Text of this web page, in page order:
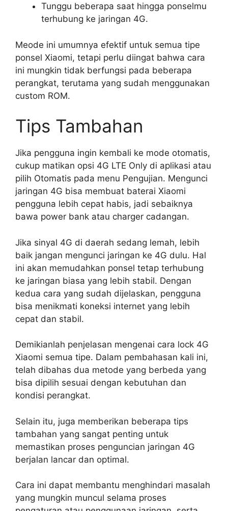
Tunggu beberapa saat hingga ponselmu
terhubung ke jaringan 4G.
Meode ini umumnya efektif untuk semua tipe
ponsel Xiaomi, tetapi perlu diingat bahwa cara
ini mungkin tidak berfungsi pada beberapa
perangkat, terutama yang sudah menggunakan
custom ROM.
Tips Tambahan
Jika pengguna ingin kembali ke mode otomatis,
cukup matikan opsi 4G LTE Only di aplikasi atau
pilih Otomatis pada menu Pengujian. Mengunci
jaringan 4G bisa membuat baterai Xiaomi
pengguna lebih cepat habis, jadi sebaiknya
bawa power bank atau charger cadangan.
Jika sinyal 4G di daerah sedang lemah, lebih
baik jangan mengunci jaringan ke 4G dulu. Hal
ini akan memudahkan ponsel tetap terhubung
ke jaringan biasa yang lebih stabil. Dengan
kedua cara yang sudah dijelaskan, pengguna
bisa menikmati koneksi internet yang lebih
cepat dan stabil.
Demikianlah penjelasan mengenai cara lock 4G
Xiaomi semua tipe. Dalam pembahasan kali ini,
telah dibahas dua metode yang berbeda yang
bisa dipilih sesuai dengan kebutuhan dan
kondisi perangkat.
Selain itu, juga memberikan beberapa tips
tambahan yang sangat penting untuk
memastikan proses penguncian jaringan 4G
berjalan lancar dan optimal.
Cara ini dapat membantu menghindari masalah
yang mungkin muncul selama proses